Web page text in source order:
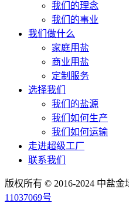
我们的理念
我们的事业
我们做什么
家庭用盐
商业用盐
定制服务
选择我们
我们的盐源
我们如何生产
我们如何运输
走进超级工厂
联系我们
版权所有 © 2016-2024 中盐金
11037069号